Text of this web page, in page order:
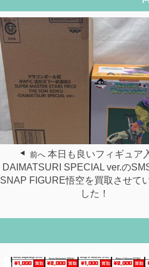
前へ 本日も良いフィギュア
DAIMATSURI SPECIAL ver.の
SNAP FIGURE悟空を買取させて
した！